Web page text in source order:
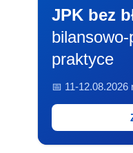
JPK bez
praktyce
📅 11-12.08.2026